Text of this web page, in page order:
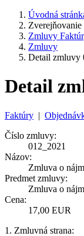
Úvodná
Zverejňovanie
Zmluvy
Zmluvy
Detail zmluvy
Detail
Faktúry |
Číslo zmluvy:
012_2021
Názov:
Zmluva o
Predmet zmluvy:
Zmluva o
Cena:
17,00 EUR
1. Zmluvná strana: